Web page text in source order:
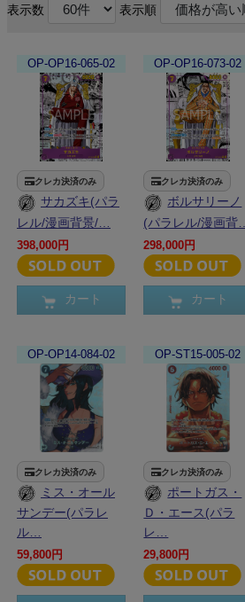
表示数 表示順
OP-OP16-065-02
クレカ決済のみ
サカズキ(パラ
レル/漫画背景/…
398,000円
カート
OP-OP16-073-02
クレカ決済のみ
ボルサリーノ
(パラレル/漫画背…
298,000円
カート
OP-OP14-084-02
クレカ決済のみ
ミス・オール
サンデー(パラレ
ル…
59,800円
OP-ST15-005-02
クレカ決済のみ
ポートガス・
Ｄ・エース(パラ
レ…
29,800円